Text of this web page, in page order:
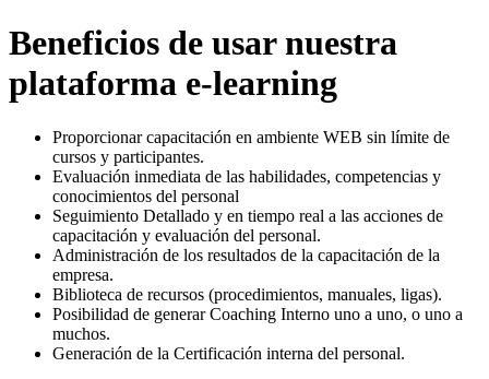
Beneficios de usar nuestra
plataforma e-learning
Proporcionar capacitación en ambiente WEB sin límite de
cursos y participantes.
Evaluación inmediata de las habilidades, competencias y
conocimientos del personal
Seguimiento Detallado y en tiempo real a las acciones de
capacitación y evaluación del personal.
Administración de los resultados de la capacitación de la
empresa.
Biblioteca de recursos (procedimientos, manuales, ligas).
Posibilidad de generar Coaching Interno uno a uno, o uno a
muchos.
Generación de la Certificación interna del personal.